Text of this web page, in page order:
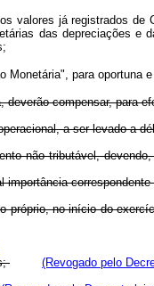
já registrados de
das depreciações
para oportuna
compensar, para
a ser levado a
tributável, devendo,
no início do
(Revogado pelo